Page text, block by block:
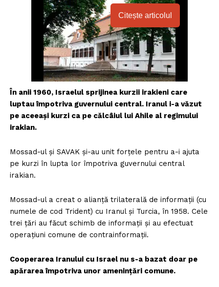
Citește articolul
În anii 1960, Israelul sprijinea kurzii irakieni care
luptau împotriva guvernului central. Iranul i-a văzut
pe aceeași kurzi ca pe călcâiul lui Ahile al regimului
irakian.
Mossad-ul și SAVAK și-au unit forțele pentru a-i ajuta
pe kurzi în lupta lor împotriva guvernului central
irakian.
Mossad-ul a creat o alianță trilaterală de informații (cu
numele de cod Trident) cu Iranul și Turcia, în 1958. Cele
trei țări au făcut schimb de informații și au efectuat
operațiuni comune de contrainformații.
Cooperarea Iranului cu Israel nu s-a bazat doar pe
apărarea împotriva unor amenințări comune.